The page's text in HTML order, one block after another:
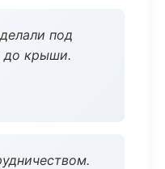
под
до крыши.